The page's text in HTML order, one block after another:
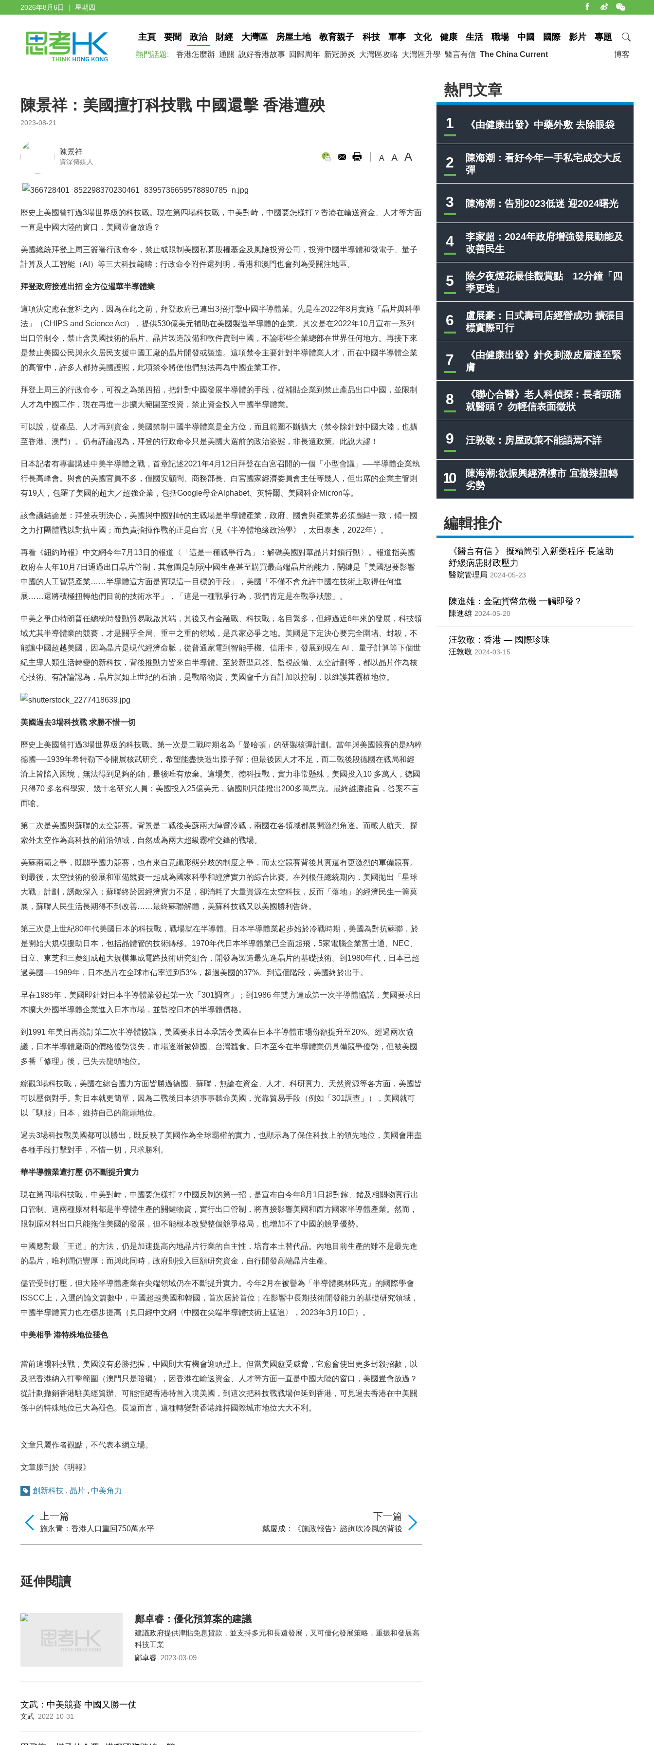
2026年8月6日 ｜ 星期四
主頁 要聞 政治 財經 大灣區 房屋土地 教育親子 科技 軍事 文化 健康 生活 職場 中國 國際 影片 專題
博客
熱門話題: 香港怎麼辦 通關 說好香港故事 回歸周年 新冠肺炎 大灣區攻略 大灣區升學 醫言有信 The China Current
熱門文章
1 《由健康出發》中藥外敷 去除眼袋
2
陳海潮：看好今年一手私宅成交大反
彈
3 陳海潮：告別2023低迷 迎2024曙光
4
李家超：2024年政府增強發展動能及
改善民生
5
除夕夜煙花最佳觀賞點 12分鐘「四
季更迭」
6
盧展豪：日式壽司店經營成功 擴張目
標實際可行
7
《由健康出發》針灸刺激皮層達至緊
膚
8
《聯心合醫》老人科偵探︰長者頭痛
就醫頭？ 勿輕信表面徵狀
9 汪敦敬：房屋政策不能語焉不詳
10
陳海潮:欲振興經濟樓市 宜撤辣扭轉
劣勢
編輯推介
《醫言有信 》 擬精簡引入新藥程序 長遠助
紓緩病患財政壓力
醫院管理局 2024-05-23
陳進雄：金融貨幣危機 一觸即發？
陳進雄 2024-05-20
汪敦敬：香港 — 國際珍珠
汪敦敬 2024-03-15
陳景祥：美國擅打科技戰 中國還擊 香港遭殃
2023-08-21
陳景祥
資深傳媒人 A A A
歷史上美國曾打過3場世界級的科技戰。現在第四場科技戰，中美對峙，中國要怎樣打？香港在輸送資金、人才等方面
一直是中國大陸的窗口，美國豈會放過？
美國總統拜登上周三簽署行政命令，禁止或限制美國私募股權基金及風險投資公司，投資中國半導體和微電子、量子
計算及人工智能（AI）等三大科技範疇；行政命令附件還列明，香港和澳門也會列為受關注地區。
拜登政府接連出招 全方位遏華半導體業
這項決定應在意料之內，因為在此之前，拜登政府已連出3招打擊中國半導體業。先是在2022年8月實施「晶片與科學
法」（CHIPS and Science Act），提供530億美元補助在美國製造半導體的企業。其次是在2022年10月宣布一系列
出口管制令，禁止含美國技術的晶片、晶片製造設備和軟件賣到中國，不論哪些企業總部在世界任何地方。再接下來
是禁止美國公民與永久居民支援中國工廠的晶片開發或製造。這項禁令主要針對半導體業人才，而在中國半導體企業
的高管中，許多人都持美國護照，此項禁令將使他們無法再為中國企業工作。
拜登上周三的行政命令，可視之為第四招，把針對中國發展半導體的手段，從補貼企業到禁止產品出口中國，並限制
人才為中國工作，現在再進一步擴大範圍至投資，禁止資金投入中國半導體業。
可以說，從產品、人才再到資金，美國禁制中國半導體業是全方位，而且範圍不斷擴大（禁令除針對中國大陸，也擴
至香港、澳門）。仍有評論認為，拜登的行政命令只是美國大選前的政治姿態，非長遠政策。此說大謬！
日本記者有專書講述中美半導體之戰，首章記述2021年4月12日拜登在白宮召開的一個「小型會議」──半導體企業執
行長高峰會。與會的美國官員不多，僅國安顧問、商務部長、白宮國家經濟委員會主任等幾人，但出席的企業主管則
有19人，包羅了美國的超大／超強企業，包括Google母企Alphabet、英特爾、美國科企Micron等。
該會議結論是：拜登表明決心，美國與中國對峙的主戰場是半導體產業，政府、國會與產業界必須團結一致，傾一國
之力打團體戰以對抗中國；而負責指揮作戰的正是白宮（見《半導體地緣政治學》，太田泰彥，2022年）。
再看《紐約時報》中文網今年7月13日的報道〈「這是一種戰爭行為」：解碼美國對華晶片封鎖行動〉。報道指美國
政府在去年10月7日通過出口晶片管制，其意圖是削弱中國生產甚至購買最高端晶片的能力，關鍵是「美國想要影響
中國的人工智慧產業……半導體這方面是實現這一目標的手段」，美國「不僅不會允許中國在技術上取得任何進
展……還將積極扭轉他們目前的技術水平」，「這是一種戰爭行為，我們肯定是在戰爭狀態」。
中美之爭由特朗普任總統時發動貿易戰啟其端，其後又有金融戰、科技戰，名目繁多，但經過近6年來的發展，科技領
域尤其半導體業的競賽，才是關乎全局、重中之重的領域，是兵家必爭之地。美國是下定決心要完全圍堵、封殺，不
能讓中國超越美國，因為晶片是現代經濟命脈，從普通家電到智能手機、信用卡，發展到現在 AI 、量子計算等下個世
紀主導人類生活轉變的新科技，背後推動力皆來自半導體。至於新型武器、監視設備、太空計劃等，都以晶片作為核
心技術。有評論認為，晶片就如上世紀的石油，是戰略物資，美國會千方百計加以控制，以維護其霸權地位。
美國過去3場科技戰 求勝不惜一切
歷史上美國曾打過3場世界級的科技戰。第一次是二戰時期名為「曼哈頓」的研製核彈計劃。當年與美國競賽的是納粹
德國──1939年希特勒下令開展核武研究，希望能盡快造出原子彈；但最後因人才不足，而二戰後段德國在戰局和經
濟上皆陷入困境，無法得到足夠的鈾，最後唯有放棄。這場美、德科技戰，實力非常懸殊，美國投入10 多萬人，德國
只得70 多名科學家、幾十名研究人員；美國投入25億美元，德國則只能撥出200多萬馬克。最終誰勝誰負，答案不言
而喻。
第二次是美國與蘇聯的太空競賽。背景是二戰後美蘇兩大陣營冷戰，兩國在各領域都展開激烈角逐。而載人航天、探
索外太空作為高科技的前沿領域，自然成為兩大超級霸權交鋒的戰場。
美蘇兩霸之爭，既關乎國力競賽，也有來自意識形態分歧的制度之爭，而太空競賽背後其實還有更激烈的軍備競賽。
到最後，太空技術的發展和軍備競賽一起成為國家科學和經濟實力的綜合比賽。在列根任總統期內，美國拋出「星球
大戰」計劃，誘敵深入；蘇聯終於因經濟實力不足，卻消耗了大量資源在太空科技，反而「落地」的經濟民生一籌莫
展，蘇聯人民生活長期得不到改善……最終蘇聯解體，美蘇科技戰又以美國勝利告終。
第三次是上世紀80年代美國日本的科技戰，戰場就在半導體。日本半導體業起步始於冷戰時期，美國為對抗蘇聯，於
是開始大規模援助日本，包括晶體管的技術轉移。1970年代日本半導體業已全面起飛，5家電腦企業富士通、NEC、
日立、東芝和三菱組成超大規模集成電路技術研究組合，開發為製造最先進晶片的基礎技術。到1980年代，日本已超
過美國──1989年，日本晶片在全球市佔率達到53%，超過美國的37%。到這個階段，美國終於出手。
早在1985年，美國即針對日本半導體業發起第一次「301調查」；到1986 年雙方達成第一次半導體協議，美國要求日
本擴大外國半導體企業進入日本市場，並監控日本的半導體價格。
到1991 年美日再簽訂第二次半導體協議，美國要求日本承諾令美國在日本半導體市場份額提升至20%。經過兩次協
議，日本半導體廠商的價格優勢喪失，市場逐漸被韓國、台灣蠶食。日本至今在半導體業仍具備競爭優勢，但被美國
多番「修理」後，已失去龍頭地位。
綜觀3場科技戰，美國在綜合國力方面皆勝過德國、蘇聯，無論在資金、人才、科研實力、天然資源等各方面，美國皆
可以壓倒對手。對日本就更簡單，因為二戰後日本須事事聽命美國，光靠貿易手段（例如「301調查」），美國就可
以「馴服」日本，維持自己的龍頭地位。
過去3場科技戰美國都可以勝出，既反映了美國作為全球霸權的實力，也顯示為了保住科技上的領先地位，美國會用盡
各種手段打擊對手，不惜一切，只求勝利。
華半導體業遭打壓 仍不斷提升實力
現在第四場科技戰，中美對峙，中國要怎樣打？中國反制的第一招，是宣布自今年8月1日起對鎵、鍺及相關物實行出
口管制。這兩種原材料都是半導體生產的關鍵物資，實行出口管制，將直接影響美國和西方國家半導體產業。然而，
限制原材料出口只能拖住美國的發展，但不能根本改變整個競爭格局，也增加不了中國的競爭優勢。
中國應對最「王道」的方法，仍是加速提高內地晶片行業的自主性，培育本土替代品。內地目前生產的雖不是最先進
的晶片，唯利潤仍豐厚；而與此同時，政府則投入巨額研究資金，自行開發高端晶片生產。
儘管受到打壓，但大陸半導體產業在尖端領域仍在不斷提升實力。今年2月在被譽為「半導體奧林匹克」的國際學會
ISSCC上，入選的論文篇數中，中國超越美國和韓國，首次居於首位；在影響中長期技術開發能力的基礎研究領域，
中國半導體實力也在穩步提高（見日經中文網〈中國在尖端半導體技術上猛追〉，2023年3月10日）。
中美相爭 港特殊地位褪色
當前這場科技戰，美國沒有必勝把握，中國則大有機會迎頭趕上。但當美國愈受威脅，它愈會使出更多封殺招數，以
及把香港納入打擊範圍（澳門只是陪襯），因香港在輸送資金、人才等方面一直是中國大陸的窗口，美國豈會放過？
從計劃撤銷香港駐美經貿辦、可能拒絕香港特首入境美國，到這次把科技戰戰場伸延到香港，可見過去香港在中美關
係中的特殊地位已大為褪色。長遠而言，這種轉變對香港維持國際城市地位大大不利。
文章只屬作者觀點，不代表本網立場。
文章原刊於《明報》
創新科技 , 晶片 , 中美角力
下一篇
戴慶成：《施政報告》諮詢吹冷風的背後
上一篇
施永青：香港人口重回750萬水平
延伸閱讀
鄺卓睿：優化預算案的建議
建議政府提供津貼免息貸款，並支持多元和長遠發展，又可優化發展策略，重振和發展高
科技工業
鄺卓睿 2023-03-09
文武：中美競賽 中國又勝一仗
文武 2022-10-31